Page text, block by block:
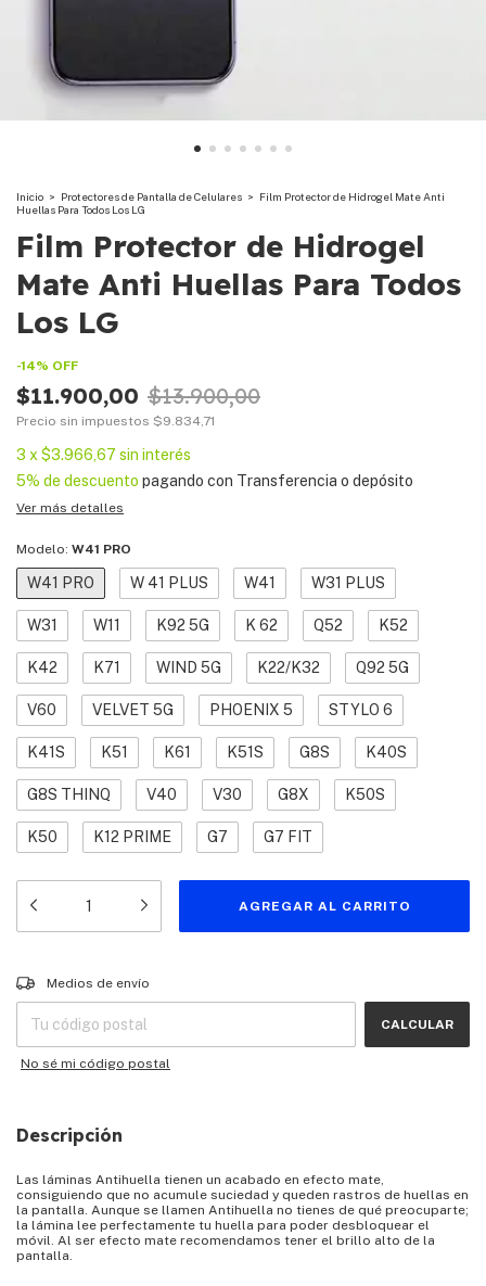
Inicio > Protectores de Pantalla de Celulares > Film Protector de Hidrogel Mate Anti
Huellas Para Todos Los LG
Film Protector de Hidrogel
Mate Anti Huellas Para Todos
Los LG
-14% OFF
$11.900,00 $13.900,00
Precio sin impuestos $9.834,71
3 x $3.966,67 sin interés
5% de descuento pagando con Transferencia o depósito
Ver más detalles
Modelo: W41 PRO
W41 PRO W 41 PLUS W41 W31 PLUS
W31 W11 K92 5G K 62 Q52 K52
K42 K71 WIND 5G K22/K32 Q92 5G
V60 VELVET 5G PHOENIX 5 STYLO 6
K41S K51 K61 K51S G8S K40S
G8S THINQ V40 V30 G8X K50S
K50 K12 PRIME G7 G7 FIT
Entregas para el CP:
Medios de envío
CALCULAR
No sé mi código postal
Descripción
Las láminas Antihuella tienen un acabado en efecto mate,
consiguiendo que no acumule suciedad y queden rastros de huellas en
la pantalla. Aunque se llamen Antihuella no tienes de qué preocuparte;
la lámina lee perfectamente tu huella para poder desbloquear el
móvil. Al ser efecto mate recomendamos tener el brillo alto de la
pantalla.